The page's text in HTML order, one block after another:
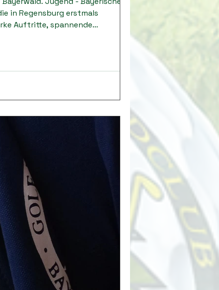
in Regensburg erstmals
Auftritte, spannende
holt in Regensburg sensationell